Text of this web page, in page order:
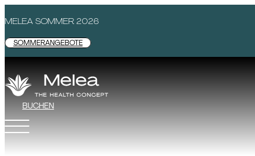
MELEA SOMMER 2026
SOMMERANGEBOTE
BUCHEN